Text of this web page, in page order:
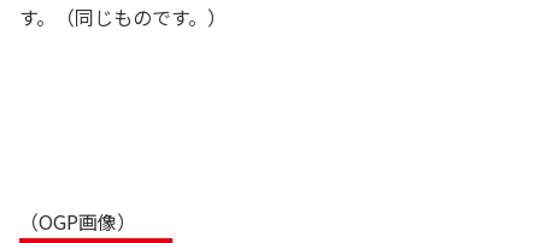
す。（同じものです。）
（OGP画像）